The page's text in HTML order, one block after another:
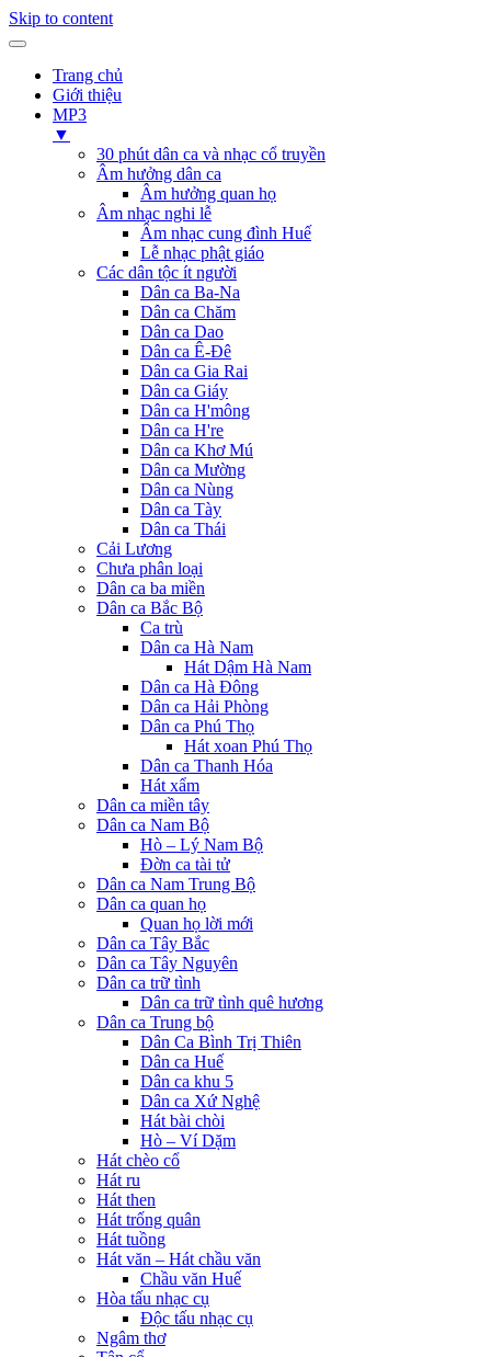
Skip to content
Trang chủ
Giới thiệu
MP3
▼
30 phút dân ca và nhạc cổ truyền
Âm hưởng dân ca
Âm hưởng quan họ
Âm nhạc nghi lễ
Âm nhạc cung đình Huế
Lễ nhạc phật giáo
Các dân tộc ít người
Dân ca Ba-Na
Dân ca Chăm
Dân ca Dao
Dân ca Ê-Đê
Dân ca Gia Rai
Dân ca Giáy
Dân ca H'mông
Dân ca H're
Dân ca Khơ Mú
Dân ca Mường
Dân ca Nùng
Dân ca Tày
Dân ca Thái
Cải Lương
Chưa phân loại
Dân ca ba miền
Dân ca Bắc Bộ
Ca trù
Dân ca Hà Nam
Hát Dậm Hà Nam
Dân ca Hà Đông
Dân ca Hải Phòng
Dân ca Phú Thọ
Hát xoan Phú Thọ
Dân ca Thanh Hóa
Hát xẩm
Dân ca miền tây
Dân ca Nam Bộ
Hò – Lý Nam Bộ
Đờn ca tài tử
Dân ca Nam Trung Bộ
Dân ca quan họ
Quan họ lời mới
Dân ca Tây Bắc
Dân ca Tây Nguyên
Dân ca trữ tình
Dân ca trữ tình quê hương
Dân ca Trung bộ
Dân Ca Bình Trị Thiên
Dân ca Huế
Dân ca khu 5
Dân ca Xứ Nghệ
Hát bài chòi
Hò – Ví Dặm
Hát chèo cổ
Hát ru
Hát then
Hát trống quân
Hát tuồng
Hát văn – Hát chầu văn
Chầu văn Huế
Hòa tấu nhạc cụ
Độc tấu nhạc cụ
Ngâm thơ